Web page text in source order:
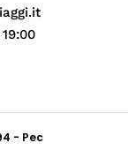
- Pec